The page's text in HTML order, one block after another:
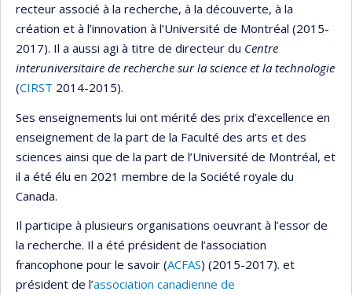
recteur associé à la recherche, à la découverte, à la
création et à l’innovation à l’Université de Montréal (2015-
2017). Il a aussi agi à titre de directeur du Centre
interuniversitaire de recherche sur la science et la technologie
(CIRST 2014-2015).
Ses enseignements lui ont mérité des prix d’excellence en
enseignement de la part de la Faculté des arts et des
sciences ainsi que de la part de l’Université de Montréal, et
il a été élu en 2021 membre de la Société royale du
Canada.
Il participe à plusieurs organisations oeuvrant à l’essor de
la recherche. Il a été président de l’association
francophone pour le savoir (ACFAS) (2015-2017). et
président de l’association canadienne de